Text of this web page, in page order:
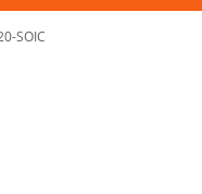
SOIC